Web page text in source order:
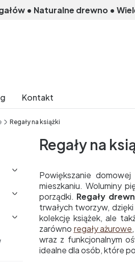
• Naturalne drewno •
Kontakt
Regały na książki
Regały na
Powiększanie
mieszkaniu. Woluminy
porządki. Regały
trwałych tworzyw,
kolekcję książek, ale
zarówno regały ażurowe
wraz z funkcjonalnym
idealne dla osób, które